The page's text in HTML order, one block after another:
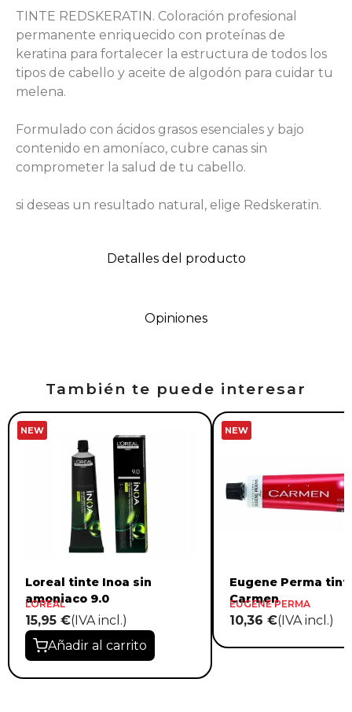
Detalles del producto
Opiniones
TINTE REDSKERATIN. Coloración profesional
permanente enriquecido con proteínas de
keratina para fortalecer la estructura de todos los
tipos de cabello y aceite de algodón para cuidar tu
melena.
Formulado con ácidos grasos esenciales y bajo
contenido en amoníaco, cubre canas sin
comprometer la salud de tu cabello.
si deseas un resultado natural, elige Redskeratin.
También te puede interesar
NEW
Loreal tinte Inoa sin
amoniaco 9.0
LOREAL
15,95 €(IVA incl.)
Añadir al carrito
NEW
Eugene Perma
Carmen
EUGENE PERMA
10,36 €(IVA incl.)